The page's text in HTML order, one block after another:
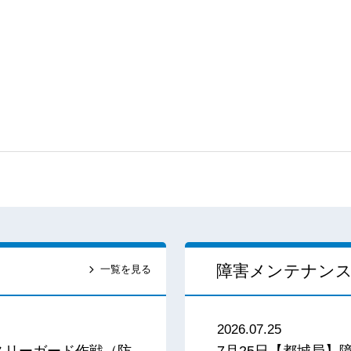
一覧を見る 障害メンテナン
2026.07.25